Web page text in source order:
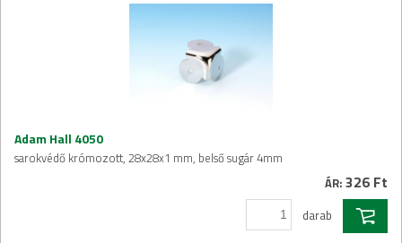
Adam Hall 4050
sarokvédő krómozott, 28x28x1 mm, belső sugár 4mm
ÁR: 326 Ft
darab